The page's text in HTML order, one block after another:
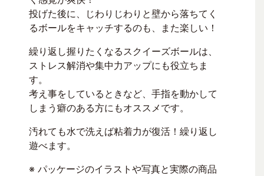
投げた後に、じわりじわりと壁から落ちてく
るボールをキャッチするのも、また楽しい！
繰り返し握りたくなるスクイーズボールは、
ストレス解消や集中力アップにも役立ちま
す。
考え事をしているときなど、手指を動かして
しまう癖のある方にもオススメです。
汚れても水で洗えば粘着力が復活！繰り返し
遊べます。
※ パッケージのイラストや写真と実際の商品